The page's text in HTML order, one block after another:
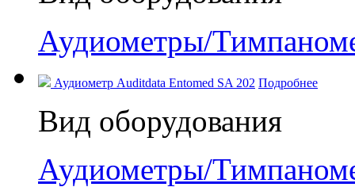
Аудиометры/
Аудиометр Auditdata Entomed SA 202 Подробнее
Вид оборудования
Аудиометры/